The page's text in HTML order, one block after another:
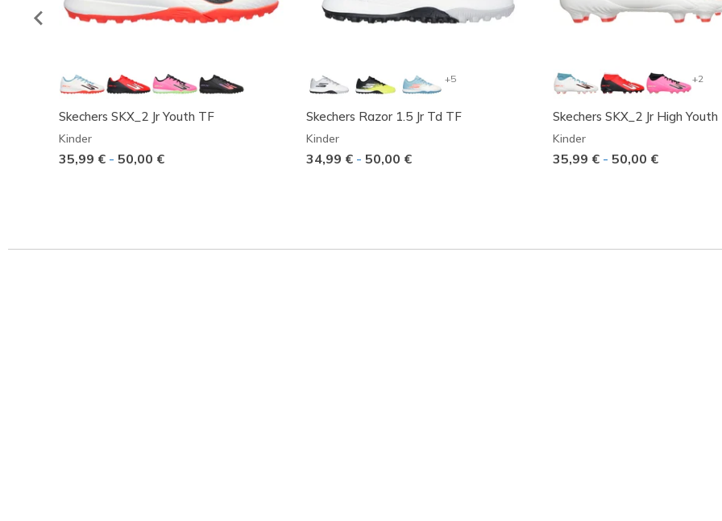
Skechers SKX_2 Jr Youth TF
Kinder
35,99 € - 50,00 €
+5
Skechers Razor 1.5 Jr Td TF
Kinder
34,99 € - 50,00 €
+2
Skechers SKX_2 Jr High Youth
Kinder
35,99 € - 50,00 €